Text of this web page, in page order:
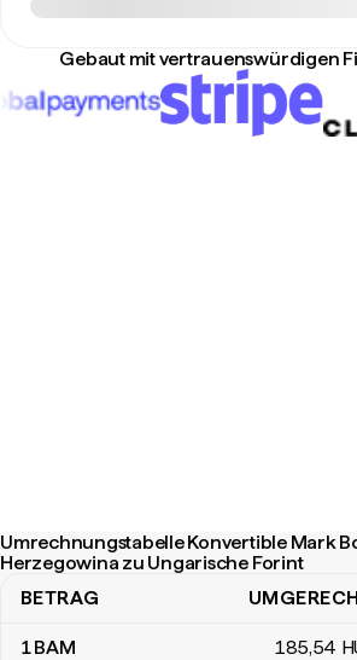
Gebaut mit vertrauenswürdigen
Umrechnungstabelle Konvertible Mark
Herzegowina zu Ungarische Forint
Umrechnungstabelle Konvertible Mark
BETRAG
1BAM 185,54